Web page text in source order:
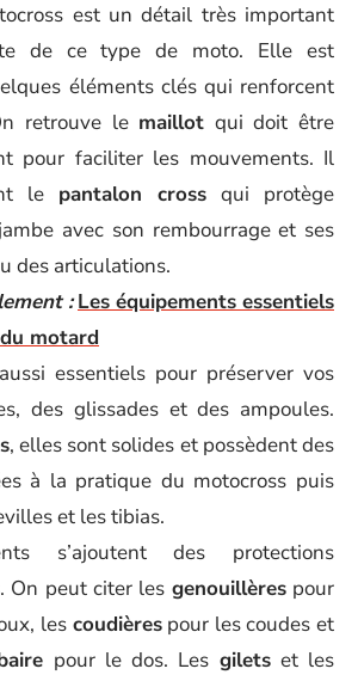
est un détail très important
de ce type de moto. Elle est
éléments clés qui renforcent
retrouve le maillot qui doit être
pour faciliter les mouvements. Il
le pantalon cross qui protège
avec son rembourrage et ses
des articulations.
: Les équipements essentiels
motard
essentiels pour préserver vos
des glissades et des ampoules.
, elles sont solides et possèdent des
à la pratique du motocross puis
et les tibias.
s’ajoutent des protections
On peut citer les genouillèrespour
les coudièrespour les coudes et
pour le dos. Les giletset les